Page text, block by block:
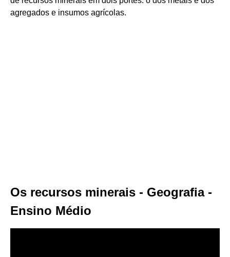
agregados e insumos agrícolas.
Os recursos minerais​ ​- Geografia -
Ensino Médio